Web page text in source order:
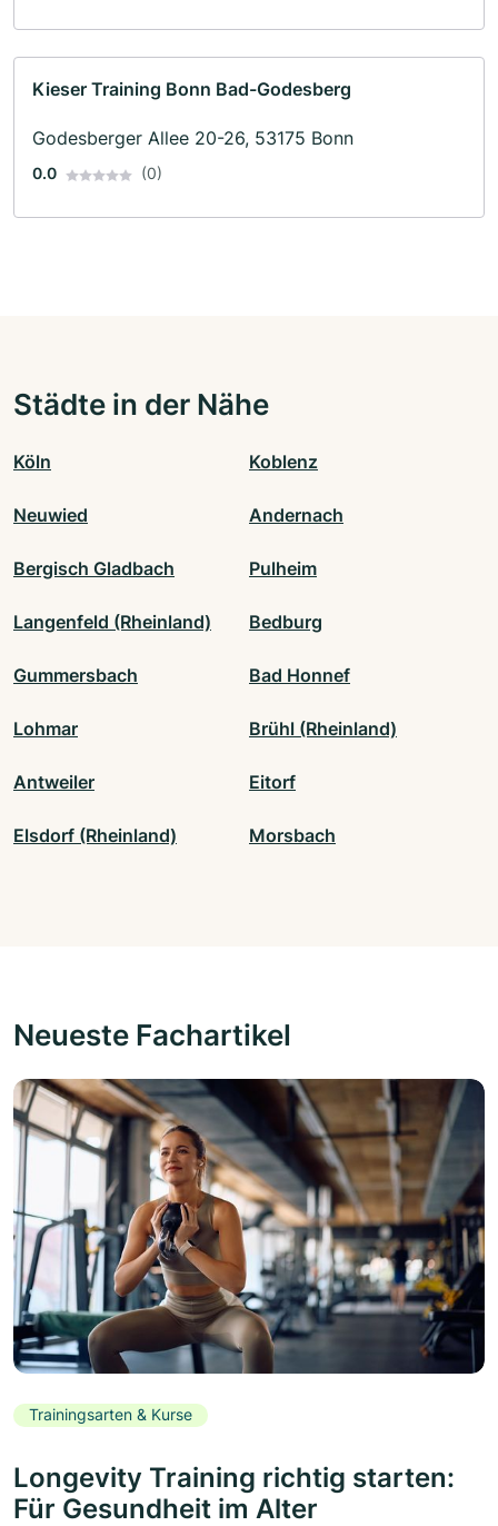
Kieser Training Bonn Bad-Godesberg
Godesberger Allee 20-26, 53175 Bonn
0.0 (0)
Städte in der Nähe
Köln Koblenz
Neuwied Andernach
Bergisch Gladbach Pulheim
Langenfeld (Rheinland) Bedburg
Gummersbach Bad Honnef
Lohmar Brühl (Rheinland)
Antweiler Eitorf
Elsdorf (Rheinland) Morsbach
Neueste Fachartikel
Trainingsarten & Kurse
Longevity Training richtig starten:
Für Gesundheit im Alter